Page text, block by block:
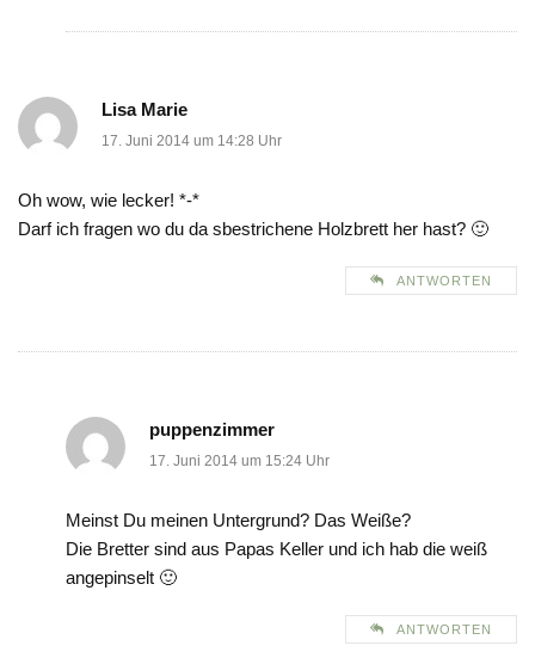
Lisa Marie
17. Juni 2014 um 14:28 Uhr
Oh wow, wie lecker! *-*
Darf ich fragen wo du da sbestrichene Holzbrett her hast? 🙂
ANTWORTEN
puppenzimmer
17. Juni 2014 um 15:24 Uhr
Meinst Du meinen Untergrund? Das Weiße?
Die Bretter sind aus Papas Keller und ich hab die weiß
angepinselt 🙂
ANTWORTEN